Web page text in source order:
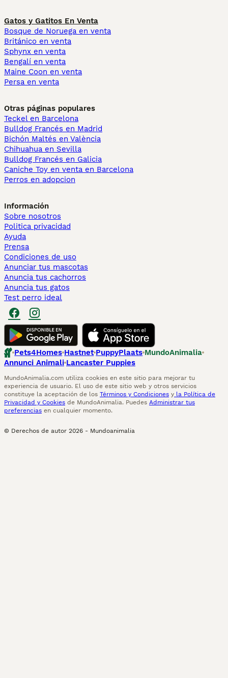
Gatos y Gatitos En Venta
Bosque de Noruega en venta
Británico en venta
Sphynx en venta
Bengalí en venta
Maine Coon en venta
Persa en venta
Otras páginas populares
Teckel en Barcelona
Bulldog Francés en Madrid
Bichón Maltés en València
Chihuahua en Sevilla
Bulldog Francés en Galicia
Caniche Toy en venta en Barcelona
Perros en adopcion
Información
Sobre nosotros
Politica privacidad
Ayuda
Prensa
Condiciones de uso
Anunciar tus mascotas
Anuncia tus cachorros
Anuncia tus gatos
Test perro ideal
Pets4Homes Hastnet PuppyPlaats MundoAnimalia
Annunci Animali Lancaster Puppies
MundoAnimalia.com utiliza cookies en este sitio para mejorar tu
experiencia de usuario. El uso de este sitio web y otros servicios
constituye la aceptación de los Términos y Condiciones y la Política de
Privacidad y Cookies de MundoAnimalia. Puedes Administrar tus
preferencias en cualquier momento.
© Derechos de autor 2026 - Mundoanimalia